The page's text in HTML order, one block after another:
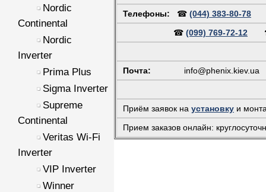
Nordic
Continental
Nordic
Inverter
Prima Plus
Sigma Inverter
Supreme
Continental
Veritas Wi-Fi
Inverter
VIP Inverter
Winner
Телефоны: ☎ (044) 383-80-78
☎ (099) 769-72-12
Почта: info@phenix.kiev.ua
Приём заявок на установку и
Прием заказов онлайн: